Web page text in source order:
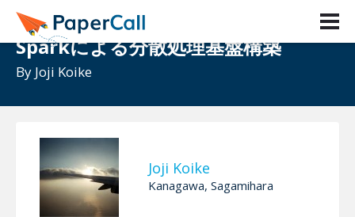
PySparkだけで頑張らないApache
Sparkによる分散処理基盤構築
By Joji Koike
Joji Koike
Kanagawa, Sagamihara